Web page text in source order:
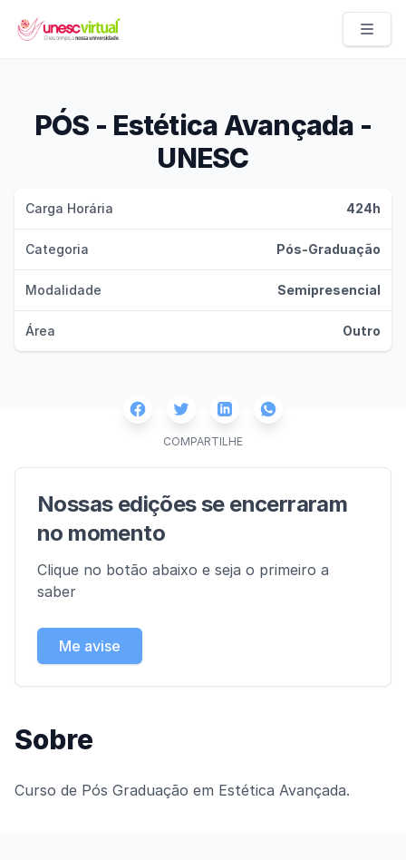
UNESC VIRTUAL
PÓS - Estética Avançada -
UNESC
Carga Horária 424h
Categoria Pós-Graduação
Modalidade Semipresencial
Área Outro
FacebookTwitterLinkedinWhatsapp
COMPARTILHE
Nossas edições se encerraram
no momento
Clique no botão abaixo e seja o primeiro a
saber
Me avise
Sobre
Curso de Pós Graduação em Estética Avançada.